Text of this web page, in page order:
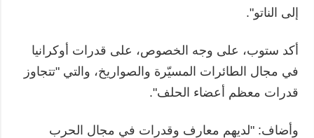
إلى الناتو".
أكد ستوب، على وجه الخصوص، على قدرات أوكرانيا
في مجال الطائرات المسيّرة والصواريخ، والتي "تتجاوز
قدرات معظم أعضاء الحلف".
وأضاف: "لديهم معارف وقدرات في مجال الحرب